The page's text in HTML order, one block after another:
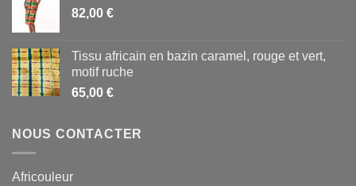
82,00 €
Tissu africain en bazin caramel, rouge et vert,
motif ruche
65,00 €
NOUS CONTACTER
Africouleur